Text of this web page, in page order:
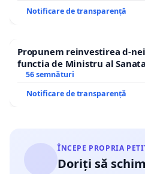
Notificare de transparență
Propunem reinvestirea d-
functia de Ministru al
56 semnături
Notificare de transparență
ÎNCEPE PROPRIA
Doriți să